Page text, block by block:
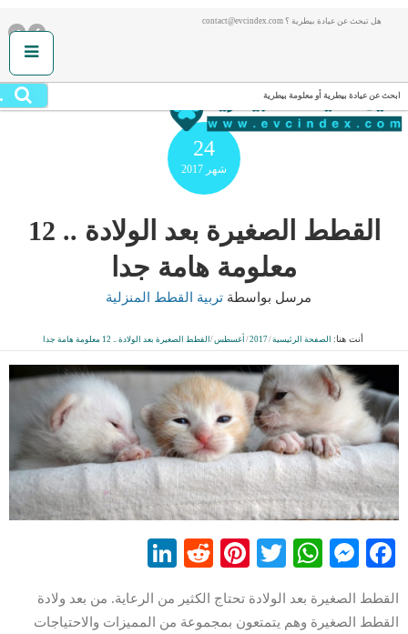
هل تبحث عن عيادة بيطرية ؟ contact@evcindex.com
ابحث عن عيادة بيطرية أو معلومة بيطرية
24
شهر 2017
القطط الصغيرة بعد الولادة .. 12
معلومة هامة جدا
مرسل بواسطة تربية القطط المنزلية
أنت هنا: الصفحة الرئيسية/
2017
/ أغسطس/القطط الصغيرة بعد الولادة .. 12 معلومة هامة جدا
Facebook
Messenger
WhatsApp
Twitter
Pinterest
Reddit
القطط الصغيرة بعد الولادة تحتاج الكثير من الرعاية. من بعد ولادة
القطط الصغيرة وهم يتمتعون بمجموعة من المميزات والاحتياجات